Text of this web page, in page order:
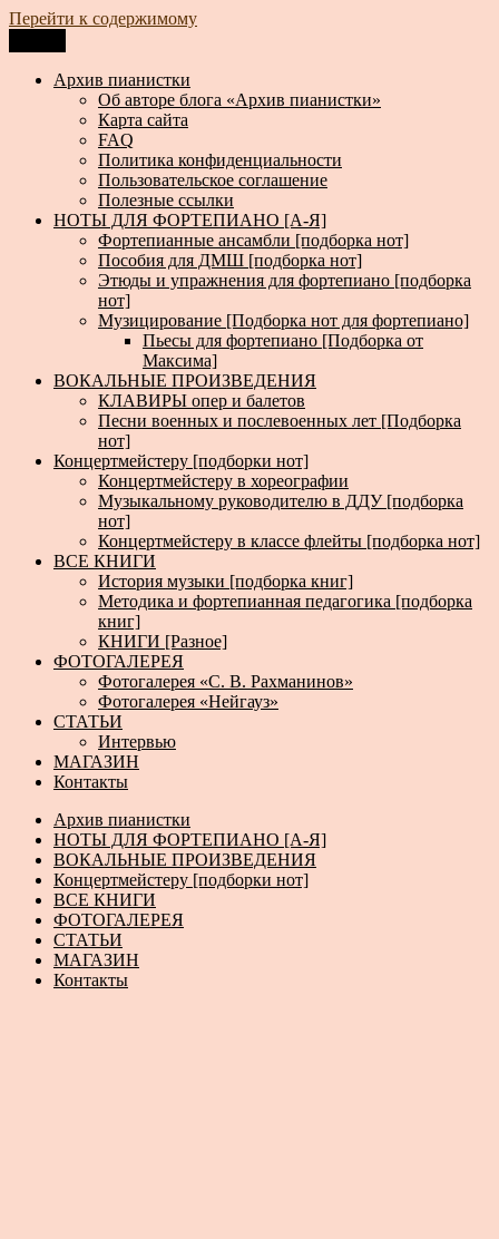
Перейти к содержимому
Архив пианистки
Всё для пианистов: ноты, книги, музыка, статьи…
Архив пианистки
Об авторе блога «Архив пианистки»
Карта сайта
FAQ
Политика конфиденциальности
Пользовательское соглашение
Полезные ссылки
НОТЫ ДЛЯ ФОРТЕПИАНО [А-Я]
Фортепианные ансамбли [подборка нот]
Пособия для ДМШ [подборка нот]
Этюды и упражнения для фортепиано [подборка
нот]
Музицирование [Подборка нот для фортепиано]
Пьесы для фортепиано [Подборка от
Максима]
ВОКАЛЬНЫЕ ПРОИЗВЕДЕНИЯ
КЛАВИРЫ опер и балетов
Песни военных и послевоенных лет [Подборка
нот]
Концертмейстеру [подборки нот]
Концертмейстеру в хореографии
Музыкальному руководителю в ДДУ [подборка
нот]
Концертмейстеру в классе флейты [подборка нот]
ВСЕ КНИГИ
История музыки [подборка книг]
Методика и фортепианная педагогика [подборка
книг]
КНИГИ [Разное]
ФОТОГАЛЕРЕЯ
Фотогалерея «С. В. Рахманинов»
Фотогалерея «Нейгауз»
СТАТЬИ
Интервью
МАГАЗИН
Контакты
Архив пианистки
НОТЫ ДЛЯ ФОРТЕПИАНО [А-Я]
ВОКАЛЬНЫЕ ПРОИЗВЕДЕНИЯ
Концертмейстеру [подборки нот]
ВСЕ КНИГИ
ФОТОГАЛЕРЕЯ
СТАТЬИ
МАГАЗИН
Контакты